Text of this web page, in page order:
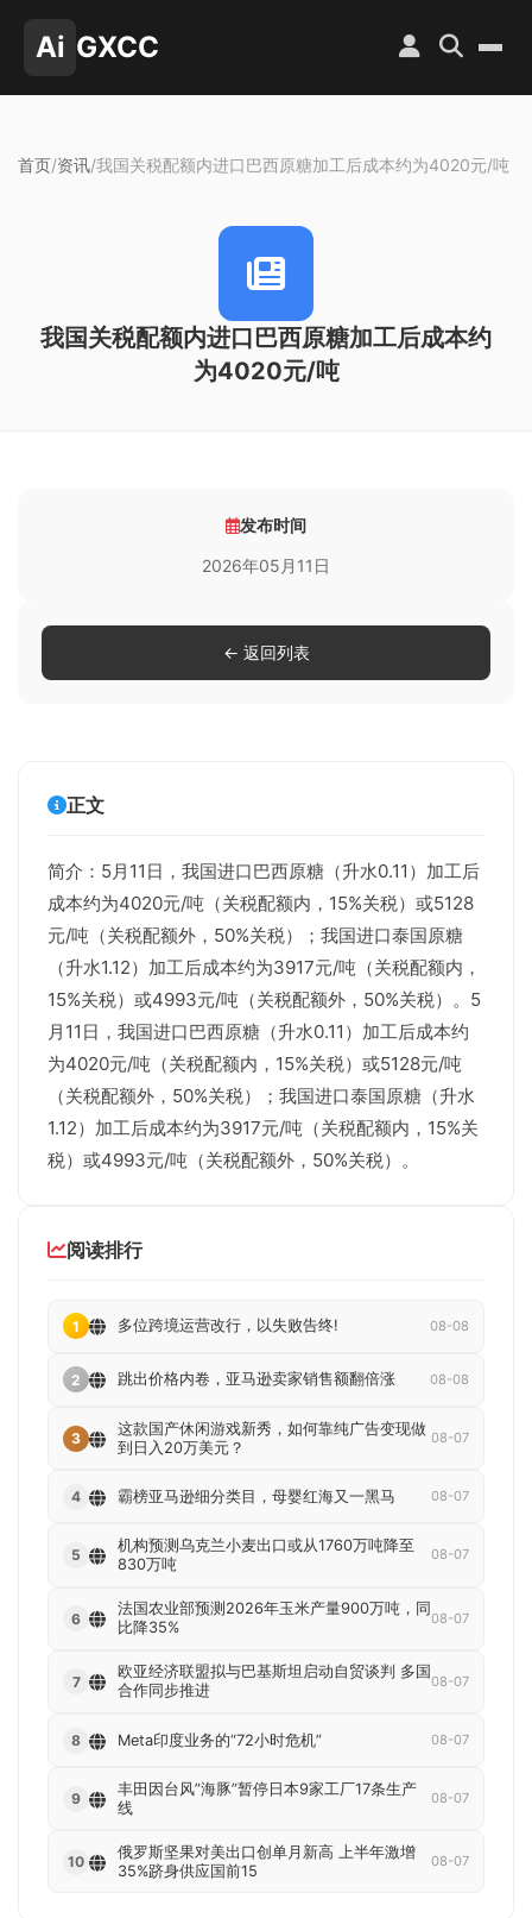
Ai GXCC
首页/资讯/我国关税配额内进口巴西原糖加工后成本约为4020元/吨
我国关税配额内进口巴西原糖加工后成本约
为4020元/吨
正文
简介：5月11日，我国进口巴西原糖（升水0.11）加工后
成本约为4020元/吨（关税配额内，15%关税）或5128
元/吨（关税配额外，50%关税）；我国进口泰国原糖
（升水1.12）加工后成本约为3917元/吨（关税配额内，
15%关税）或4993元/吨（关税配额外，50%关税）。5
月11日，我国进口巴西原糖（升水0.11）加工后成本约
为4020元/吨（关税配额内，15%关税）或5128元/吨
（关税配额外，50%关税）；我国进口泰国原糖（升水
1.12）加工后成本约为3917元/吨（关税配额内，15%关
税）或4993元/吨（关税配额外，50%关税）。
阅读排行
1 多位跨境运营改行，以失败告终! 08-08
2 跳出价格内卷，亚马逊卖家销售额翻倍涨 08-08
3
这款国产休闲游戏新秀，如何靠纯广告变现做
到日入20万美元？
08-07
4 霸榜亚马逊细分类目，母婴红海又一黑马 08-07
5
机构预测乌克兰小麦出口或从1760万吨降至
830万吨
08-07
6
法国农业部预测2026年玉米产量900万吨，同
比降35%
08-07
7
欧亚经济联盟拟与巴基斯坦启动自贸谈判 多国
合作同步推进
08-07
8 Meta印度业务的“72小时危机” 08-07
9
丰田因台风”海豚”暂停日本9家工厂17条生产
线
08-07
10
俄罗斯坚果对美出口创单月新高 上半年激增
35%跻身供应国前15
08-07
发布时间
2026年05月11日
← 返回列表